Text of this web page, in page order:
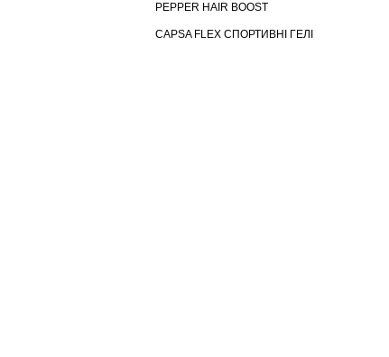
PEPPER HAIR BOOST
CAPSA FLEX СПОРТИВНІ ГЕЛІ